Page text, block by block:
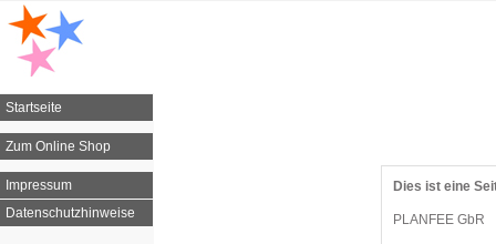
Startseite
Zum Online Shop
Impressum
Datenschutzhinweise
Dies ist eine
PLANFEE GbR